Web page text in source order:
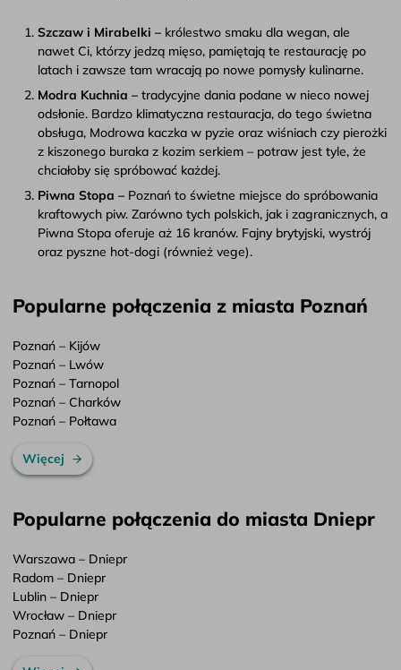
Szczaw i Mirabelki – królestwo smaku dla wegan, ale
nawet Ci, którzy jedzą mięso, pamiętają te restaurację po
latach i zawsze tam wracają po nowe pomysły kulinarne.
Modra Kuchnia – tradycyjne dania podane w nieco nowej
odsłonie. Bardzo klimatyczna restauracja, do tego świetna
obsługa, Modrowa kaczka w pyzie oraz wiśniach czy pierożki
z kiszonego buraka z kozim serkiem – potraw jest tyle, że
chciałoby się spróbować każdej.
Piwna Stopa – Poznań to świetne miejsce do spróbowania
kraftowych piw. Zarówno tych polskich, jak i zagranicznych, a
Piwna Stopa oferuje aż 16 kranów. Fajny brytyjski, wystrój
oraz pyszne hot-dogi (również vege).
Popularne połączenia z miasta Poznań
Poznań – Kijów
Poznań – Lwów
Poznań – Tarnopol
Poznań – Charków
Poznań – Połtawa
Więcej
Popularne połączenia do miasta Dniepr
Warszawa – Dniepr
Radom – Dniepr
Lublin – Dniepr
Wrocław – Dniepr
Poznań – Dniepr